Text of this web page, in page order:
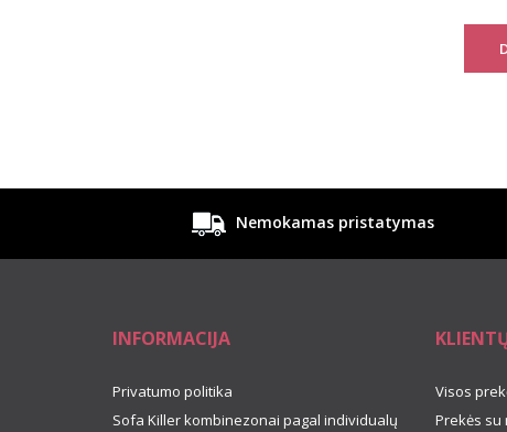
Nemokamas pristatymas
INFORMACIJA
Privatumo politika
Sofa Killer kombinezonai pagal individualų
Visos
Prekės su